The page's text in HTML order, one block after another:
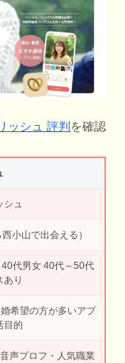
ッシュ 評判 を確認
シュ
小山で出会える）
代男女 40代～50代
あり
希望の方が多いアプ
目的
声プロフ・人気職業